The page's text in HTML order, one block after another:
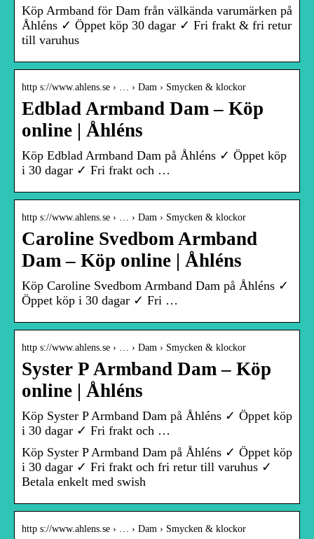
Köp Armband för Dam från välkända varumärken på
Åhléns ✓ Öppet köp 30 dagar ✓ Fri frakt & fri retur
till varuhus
http s://www.ahlens.se › … › Dam › Smycken & klockor
Edblad Armband Dam – Köp
online | Åhléns
Köp Edblad Armband Dam på Åhléns ✓ Öppet köp
i 30 dagar ✓ Fri frakt och …
http s://www.ahlens.se › … › Dam › Smycken & klockor
Caroline Svedbom Armband
Dam – Köp online | Åhléns
Köp Caroline Svedbom Armband Dam på Åhléns ✓
Öppet köp i 30 dagar ✓ Fri …
http s://www.ahlens.se › … › Dam › Smycken & klockor
Syster P Armband Dam – Köp
online | Åhléns
Köp Syster P Armband Dam på Åhléns ✓ Öppet köp
i 30 dagar ✓ Fri frakt och …
Köp Syster P Armband Dam på Åhléns ✓ Öppet köp
i 30 dagar ✓ Fri frakt och fri retur till varuhus ✓
Betala enkelt med swish
http s://www.ahlens.se › … › Dam › Smycken & klockor